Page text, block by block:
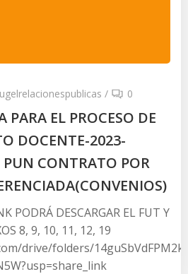
ugelrelacionespublicas / 0
PARA EL PROCESO DE
DOCENTE-2023-
CONTRATO POR
PODRÁ DESCARGAR EL FUT Y
8, 9, 10, 11, 12, 19
drive/folders/